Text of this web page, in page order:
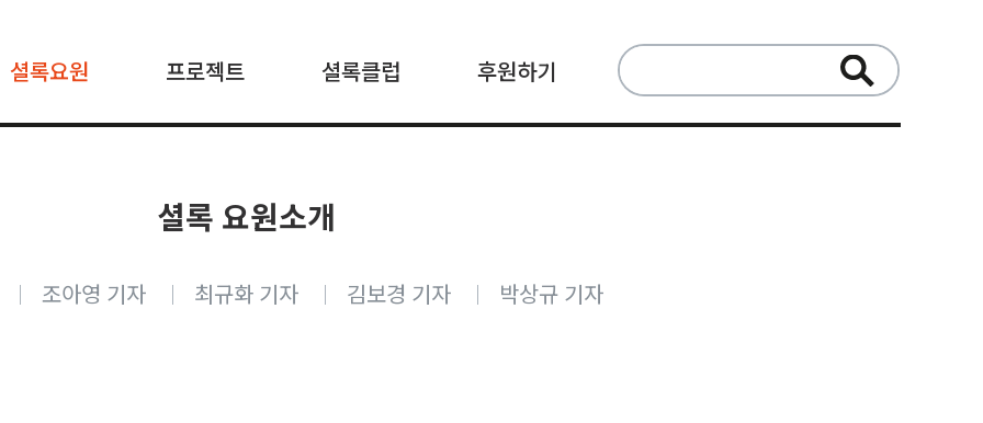
셜록요원 프로젝트 셜록클럽 후원하기
검
색:
셜록 요원소개
조아영 기자 최규화 기자 김보경 기자 박상규 기자